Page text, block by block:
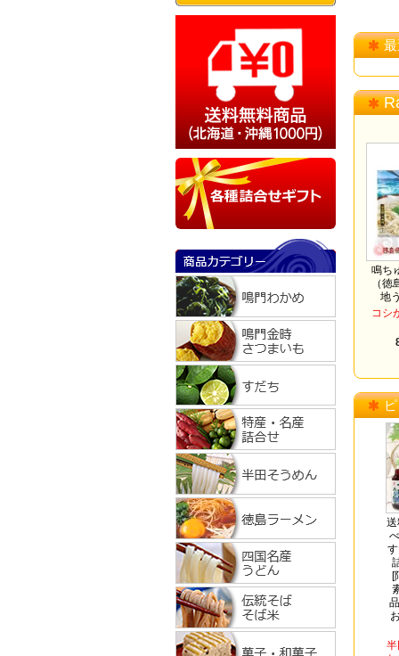
鳴ち
（
地
コシ
送
[
半